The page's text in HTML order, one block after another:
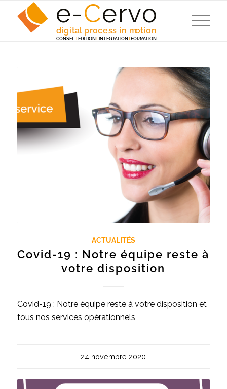
e-Cervo
digital process in motion
CONSEIL EDITION INTEGRATION FORMATION
ACTUALITÉS
Covid-19 : Notre équipe reste à
votre disposition
Covid-19 : Notre équipe reste à votre disposition et
tous nos services opérationnels
24 novembre 2020